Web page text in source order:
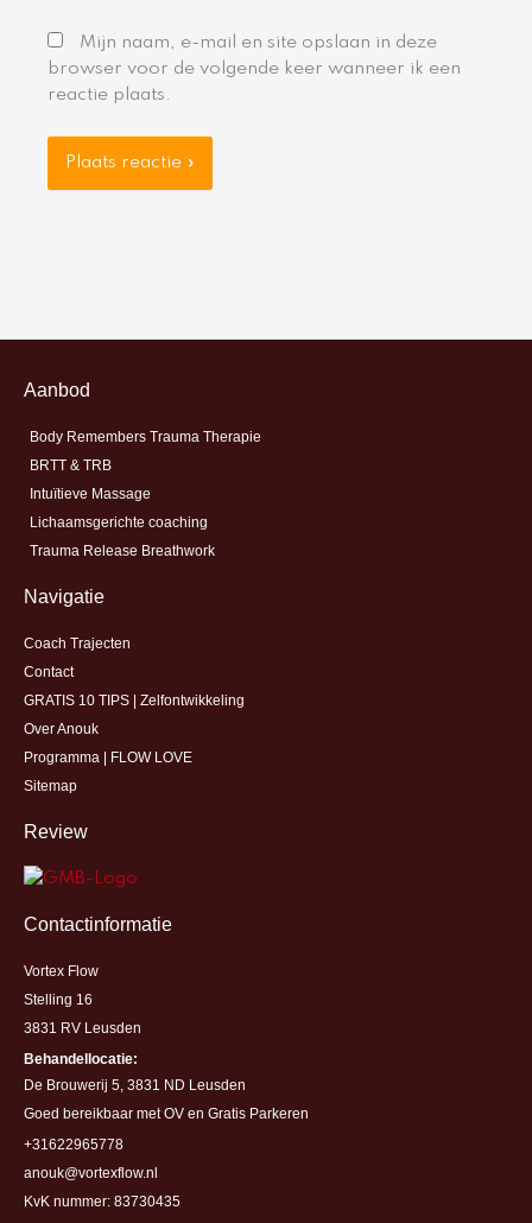
Mijn naam, e-mail en site opslaan in deze
browser voor de volgende keer wanneer ik een
reactie plaats.
Aanbod
Body Remembers Trauma Therapie
BRTT & TRB
Intuïtieve Massage
Lichaamsgerichte coaching
Trauma Release Breathwork
Navigatie
Coach Trajecten
Contact
GRATIS 10 TIPS | Zelfontwikkeling
Over Anouk
Programma | FLOW LOVE
Sitemap
Review
Contactinformatie
Vortex Flow
Stelling 16
3831 RV Leusden
Behandellocatie:
De Brouwerij 5, 3831 ND Leusden
Goed bereikbaar met OV en Gratis Parkeren
+31622965778
anouk@vortexflow.nl
KvK nummer: 83730435